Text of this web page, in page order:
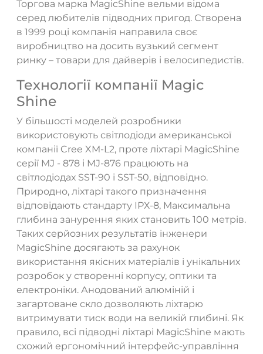
Торгова марка MagicShine вельми відома
серед любителів підводних пригод. Створена
в 1999 році компанія направила своє
виробництво на досить вузький сегмент
ринку – товари для дайверів і велосипедистів.
Технології компанії Magic
Shine
У більшості моделей розробники
використовують світлодіоди американської
компанії Cree XM-L2, проте ліхтарі MagicShine
серії MJ - 878 і MJ-876 працюють на
світлодіодах SST-90 і SST-50, відповідно.
Природно, ліхтарі такого призначення
відповідають стандарту ІРХ-8, Максимальна
глибина занурення яких становить 100 метрів.
Таких серйозних результатів інженери
MagicShine досягають за рахунок
використання якісних матеріалів і унікальних
розробок у створенні корпусу, оптики та
електроніки. Анодований алюміній і
загартоване скло дозволяють ліхтарю
витримувати тиск води на великій глибині. Як
правило, всі підводні ліхтарі MagicShine мають
схожий ергономічний інтерфейс-управління